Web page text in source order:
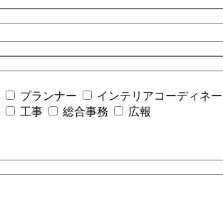
プランナー
インテリアコーディネ
工事 総合事務 広報